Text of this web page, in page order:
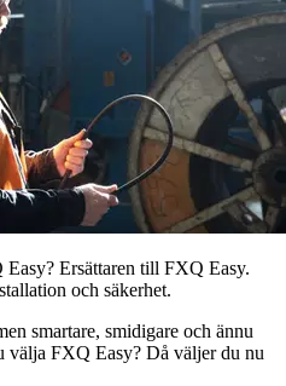
Ersättaren till FXQ Easy.
och säkerhet.
smartare, smidigare och ännu
välja FXQ Easy? Då väljer du nu